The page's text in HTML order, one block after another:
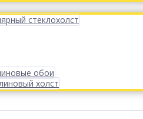
стеклохолст
обои
холст